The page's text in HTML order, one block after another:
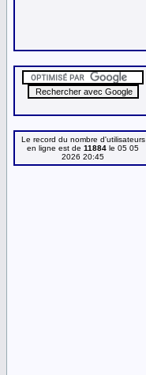
Le record du nombre d'utilisateurs
en ligne est de 11884 le 05 05
2026 20:45